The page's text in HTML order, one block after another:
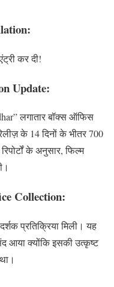
कर दी!
Update:
लगातार बॉक्स ऑफिस
के 14 दिनों के भीतर 700
के अनुसार, फिल्म
Collection:
प्रतिक्रिया मिली। यह
आया क्योंकि इसकी उत्कृष्ट